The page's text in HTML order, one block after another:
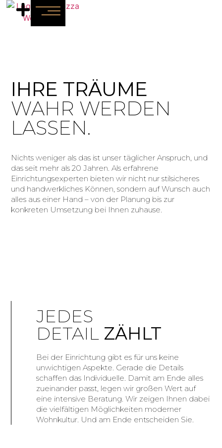
IHRE TRÄUME
WAHR WERDEN
LASSEN.
Nichts weniger als das ist unser täglicher Anspruch, und
das seit mehr als 20 Jahren. Als erfahrene
Einrichtungsexperten bieten wir nicht nur stilsicheres
und handwerkliches Können, sondern auf Wunsch auch
alles aus einer Hand – von der Planung bis zur
konkreten Umsetzung bei Ihnen zuhause.
JEDES
DETAIL ZÄHLT
Bei der Einrichtung gibt es für uns keine
unwichtigen Aspekte. Gerade die Details
schaffen das Individuelle. Damit am Ende alles
zueinander passt, legen wir großen Wert auf
eine intensive Beratung. Wir zeigen Ihnen dabei
die vielfältigen Möglichkeiten moderner
Wohnkultur. Und am Ende entscheiden Sie.